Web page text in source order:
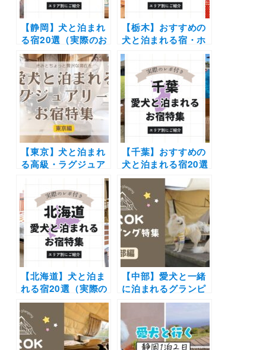
【静岡】犬と泊まれ
る宿20選（実際のお
でかけレポあり）エ
リア別に温泉やコテ
ージなど新施設や穴
場もご紹介
【栃木】おすすめの
犬と泊まれる宿・ホ
テル・ヴィラ20選 |
人気の那須や日光へ
愛犬と旅しよう♪
【東京】犬と泊まれ
る高級・ラグジュア
際のおでかけ写真付
き | 豪華なペットア
メニティ、愛犬用メ
ニューやわんちゃん
リフレ付きプラン
も！
【千葉】おすすめの
犬と泊まれる宿20選
（実際のおでかけレ
ポあり）露天風呂や
プライベートドッグ
ラン付きなどを厳選
【北海道】犬と泊ま
れる宿20選（実際の
おでかけレポあり）|
コテージやリゾート
ホテルなどエリア別
に紹介
【中部】愛犬と一緒
に泊まれるグランピ
ング18選！富士山や
バーベキューで愛犬
と特別な体験を♪